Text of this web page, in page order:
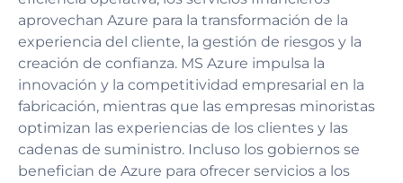
aprovechan Azure para la transformación de la
experiencia del cliente, la gestión de riesgos y la
creación de confianza. MS Azure impulsa la
innovación y la competitividad empresarial en la
fabricación, mientras que las empresas minoristas
optimizan las experiencias de los clientes y las
cadenas de suministro. Incluso los gobiernos se
benefician de Azure para ofrecer servicios a los